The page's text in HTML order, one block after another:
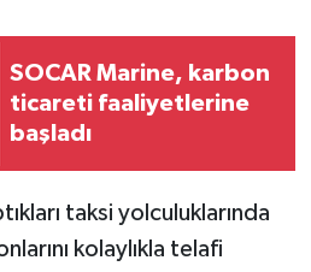
SOCAR Marine, karbon
ticareti faaliyetlerine
başladı
taksi yolculuklarında
kolaylıkla telafi